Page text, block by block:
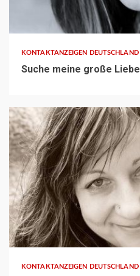
KONTAKTANZEIGEN DEUTSCHLAND
Suche meine große Liebe
1 min read
KONTAKTANZEIGEN DEUTSCHLAND